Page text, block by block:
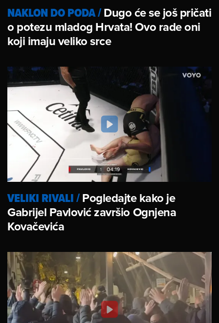
NAKLON DO PODA/Dugo će se još pričati
o potezu mladog Hrvata! Ovo rade oni
koji imaju veliko srce
VELIKI RIVALI/Pogledajte kako je
Gabrijel Pavlović završio Ognjena
Kovačevića